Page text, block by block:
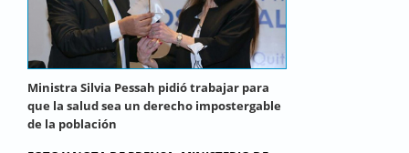
Ministra Silvia Pessah pidió trabajar para
que la salud sea un derecho impostergable
de la población